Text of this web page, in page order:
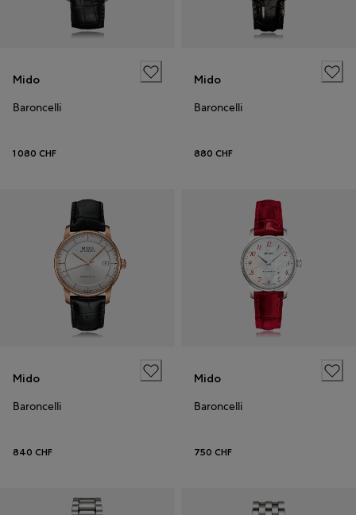
Mido
Baroncelli
1 080 CHF
Mido
Baroncelli
880 CHF
Mido
Baroncelli
840 CHF
Mido
Baroncelli
750 CHF